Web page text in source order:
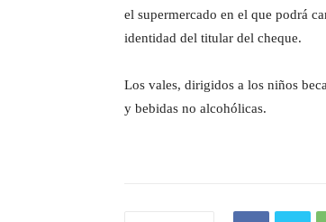
el supermercado en el que podrá
identidad del titular del cheque.
Los vales, dirigidos a los niños
y bebidas no alcohólicas.